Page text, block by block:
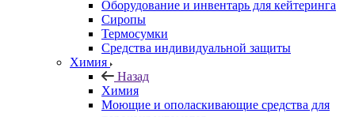
Оборудование и инвентарь для кейтеринга
Сиропы
Термосумки
Средства индивидуальной защиты
Химия
Назад
Химия
Моющие и ополаскивающие средства для